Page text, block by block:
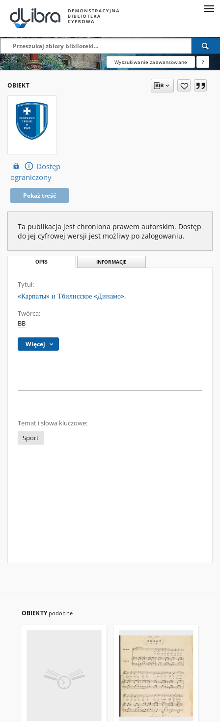
Wyszukiwanie zaawansowane ?
OBIEKT
Dostęp
ograniczony
Pokaż treść
Ta publikacja jest chroniona prawem autorskim. Dostęp
do jej cyfrowej wersji jest możliwy po zalogowaniu.
OPIS INFORMACJE
Tytuł:
«Карпаты» и Тбилисское «Динамо»,
Twórca:
BB
Więcej
Temat i słowa kluczowe:
Sport
OBIEKTY podobne